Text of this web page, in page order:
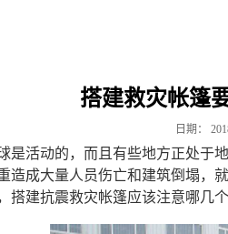
搭建救灾帐篷
日期：
是活动的，而且有些地方正处于
造成大量人员伤亡和建筑倒塌，
搭建抗震救灾帐篷应该注意哪几